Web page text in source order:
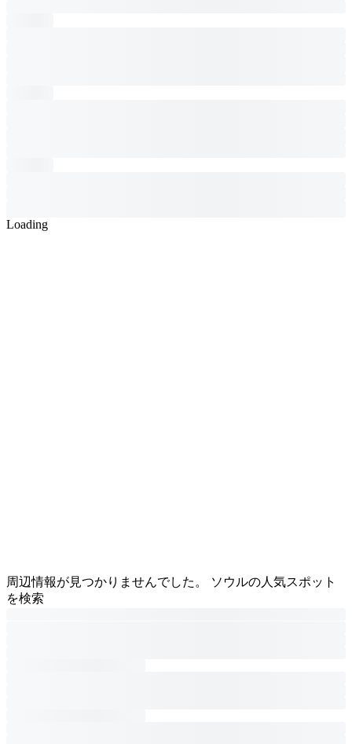
Loading
周辺情報が見つかりませんでした。 ソウルの人気スポット
を検索